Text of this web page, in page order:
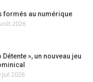
formés au numérique
2026
Détente », un nouveau jeu
Juil 2026